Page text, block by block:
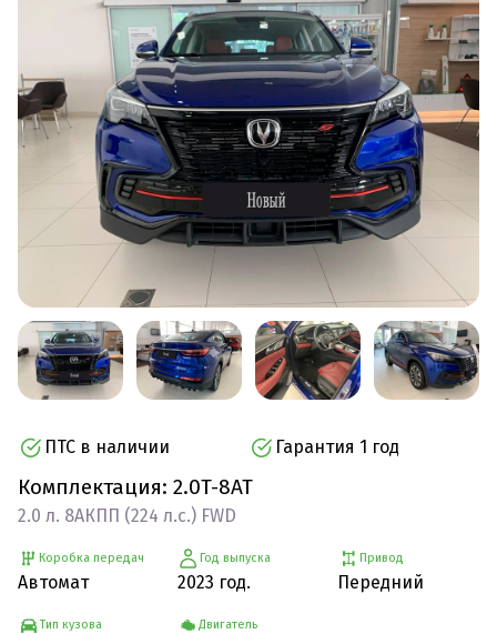
ПТС в наличии Гарантия 1 год
Комплектация: 2.0T-8АТ
2.0 л. 8АКПП (224 л.с.) FWD
Коробка передач
Автомат
Тип кузова
Год выпуска
2023 год.
Двигатель
Привод
Передний